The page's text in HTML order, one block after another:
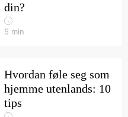
din?
5 min
Hvordan føle seg som
hjemme utenlands: 10
tips